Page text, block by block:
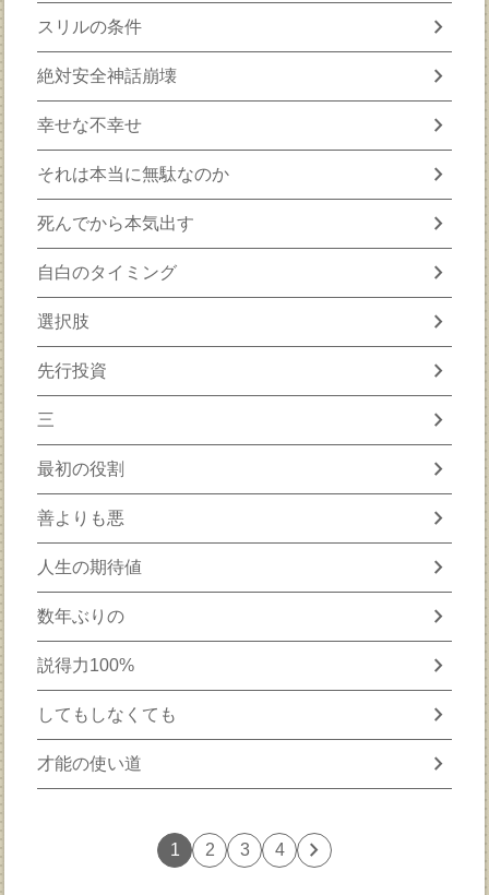
スリルの条件 chevron_right
絶対安全神話崩壊 chevron_right
幸せな不幸せ chevron_right
それは本当に無駄なのか chevron_right
死んでから本気出す chevron_right
自白のタイミング chevron_right
選択肢 chevron_right
先行投資 chevron_right
三 chevron_right
最初の役割 chevron_right
善よりも悪 chevron_right
人生の期待値 chevron_right
数年ぶりの chevron_right
説得力100% chevron_right
してもしなくても chevron_right
才能の使い道 chevron_right
1 2 3 4 chevron_right